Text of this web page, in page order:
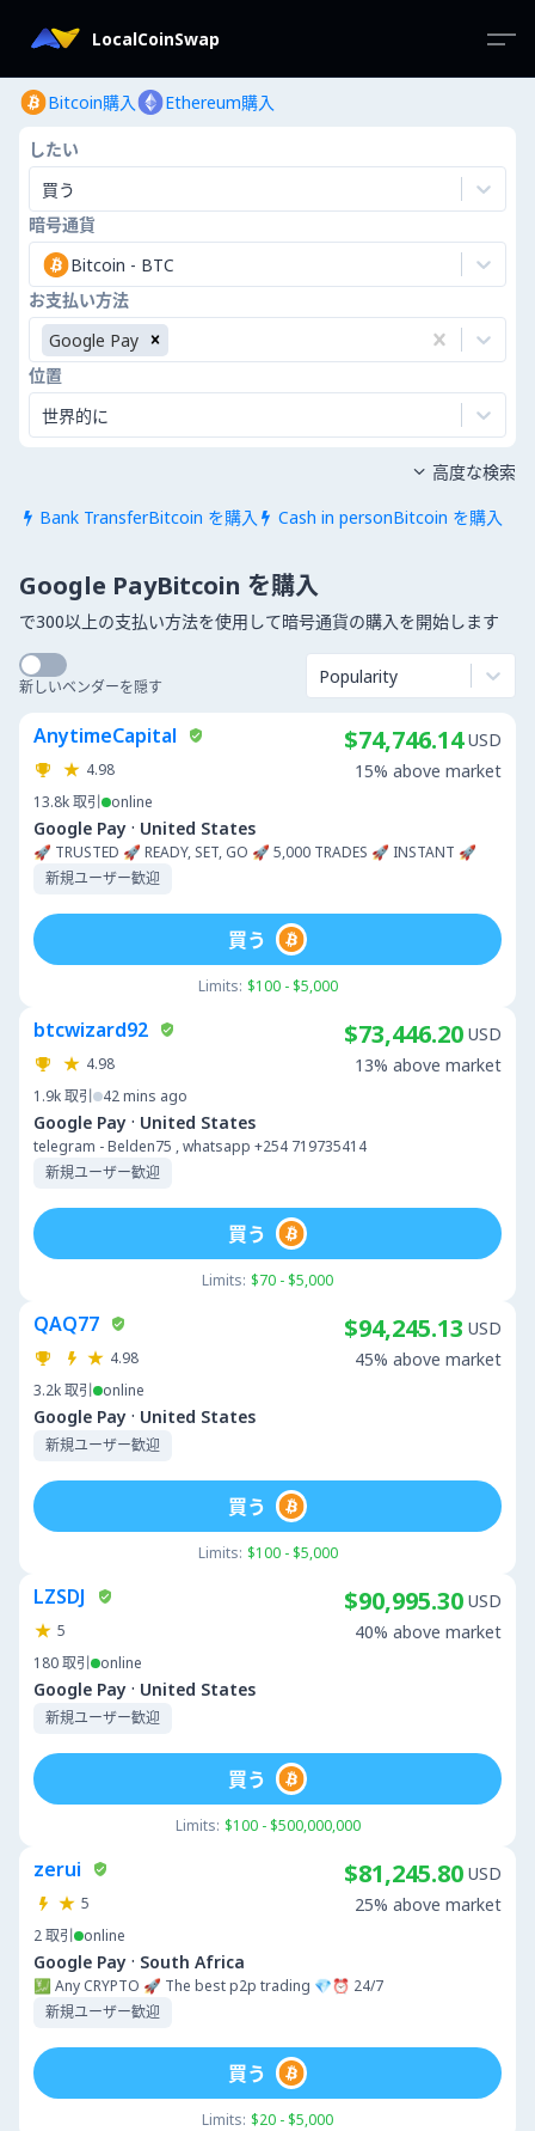
LocalCoinSwap
Bitcoin購入 Ethereum購入
したい
買う
暗号通貨
Bitcoin - BTC
お支払い方法
Google Pay
位置
世界的に
 Bank TransferBitcoin を購入  Cash in personBitcoin を購入
 高度な検索
Google PayBitcoin を購入
で300以上の支払い方法を使用して暗号通貨の購入を開始します
新しいベンダーを隠す Popularity
AnytimeCapital
4.98
13.8k取引 online
Google Pay · United States
🚀 TRUSTED 🚀 READY, SET, GO 🚀 5,000 TRADES 🚀 INSTANT 🚀
新規ユーザー歓迎
$74,746.14 USD
15% above market
Limits: $100 - $5,000
買う
btcwizard92
4.98
1.9k取引 42 mins ago
Google Pay · United States
telegram - Belden75 , whatsapp +254 719735414
新規ユーザー歓迎
$73,446.20 USD
13% above market
Limits: $70 - $5,000
買う
QAQ77
4.98
3.2k取引 online
Google Pay · United States
新規ユーザー歓迎
$94,245.13 USD
45% above market
Limits: $100 - $5,000
買う
LZSDJ
5
180取引 online
Google Pay · United States
新規ユーザー歓迎
$90,995.30 USD
40% above market
Limits: $100 - $500,000,000
買う
zerui
5
2取引 online
Google Pay · South Africa
💹 Any CRYPTO 🚀 The best p2p trading 💎⏰ 24/7
新規ユーザー歓迎
$81,245.80 USD
25% above market
Limits: $20 - $5,000
買う